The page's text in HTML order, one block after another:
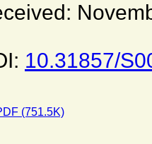
10.31857/
(751.5K)